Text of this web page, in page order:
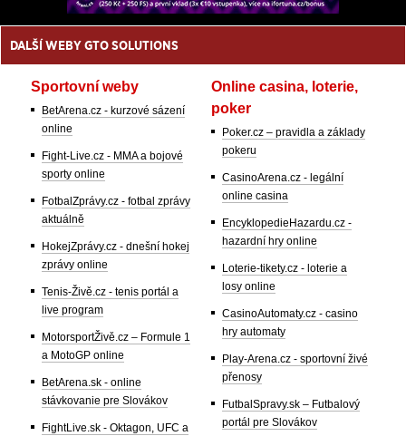
DALŠÍ WEBY GTO SOLUTIONS
Sportovní weby
BetArena.cz - kurzové sázení
online
Fight-Live.cz - MMA a bojové
sporty online
FotbalZprávy.cz - fotbal zprávy
aktuálně
HokejZprávy.cz - dnešní hokej
zprávy online
Tenis-Živě.cz - tenis portál a
live program
MotorsportŽivě.cz – Formule 1
a MotoGP online
BetArena.sk - online
stávkovanie pre Slovákov
FightLive.sk - Oktagon, UFC a
Online casina, loterie,
poker
Poker.cz – pravidla a základy
pokeru
CasinoArena.cz - legální
online casina
EncyklopedieHazardu.cz -
hazardní hry online
Loterie-tikety.cz - loterie a
losy online
CasinoAutomaty.cz - casino
hry automaty
Play-Arena.cz - sportovní živé
přenosy
FutbalSpravy.sk – Futbalový
portál pre Slovákov